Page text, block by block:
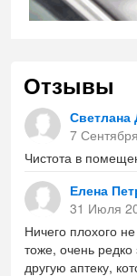
Отзывы
Светлана
7
Чистота в
Елена
31 Июля
Ничего плохого
тоже, очень
другую аптеку,